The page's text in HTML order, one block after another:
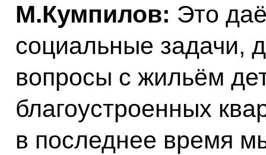
М.Кумпилов: Это
социальные задачи,
вопросы с жильём
благоустроенных
в последнее время